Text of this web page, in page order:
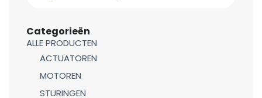
Categorieën
ALLE PRODUCTEN
ACTUATOREN
MOTOREN
STURINGEN